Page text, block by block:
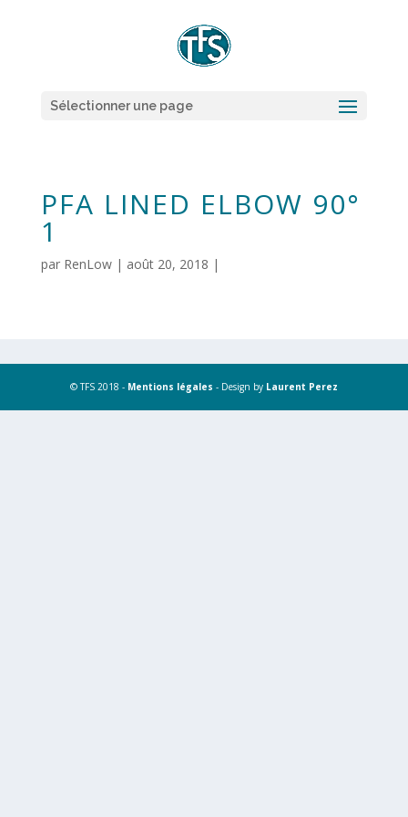
Sélectionner une page
PFA LINED ELBOW 90°
1
par RenLow| août 20, 2018 |
© TFS 2018 - Mentions légales - Design by Laurent Perez